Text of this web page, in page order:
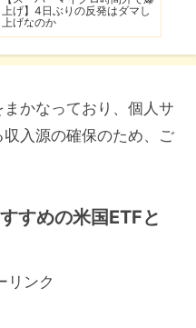
上げ】4日ぶりの反発はダマし
上げなのか
かなっており、個人サ
入源の確保のため、ご
すめの米国ETFと
リンク